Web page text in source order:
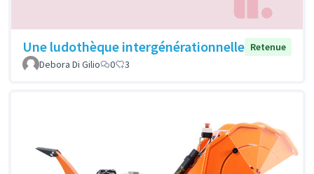
Une ludothèque intergénérationnelle Retenue
Debora Di Gilio
0 3